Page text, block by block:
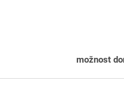
možnost